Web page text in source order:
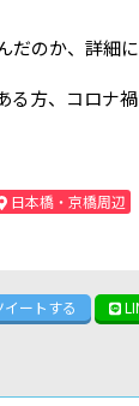
だのか、詳細に
る方、コロナ
日本橋・京橋周辺
ートする